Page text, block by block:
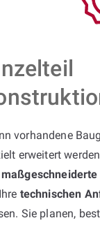
vorhandene
erweitert
maßgeschneiderte
technischen
Sie planen,